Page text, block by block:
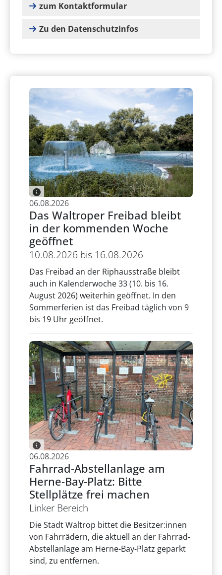
zum Kontaktformular
Zu den Datenschutzinfos
06.08.2026
Das Waltroper Freibad bleibt
in der kommenden Woche
geöffnet
10.08.2026 bis 16.08.2026
Das Freibad an der Riphausstraße bleibt
auch in Kalenderwoche 33 (10. bis 16.
August 2026) weiterhin geöffnet. In den
Sommerferien ist das Freibad täglich von 9
bis 19 Uhr geöffnet.
06.08.2026
Fahrrad-Abstellanlage am
Herne-Bay-Platz: Bitte
Stellplätze frei machen
Linker Bereich
Die Stadt Waltrop bittet die Besitzer:innen
von Fahrrädern, die aktuell an der Fahrrad-
Abstellanlage am Herne-Bay-Platz geparkt
sind, zu entfernen.